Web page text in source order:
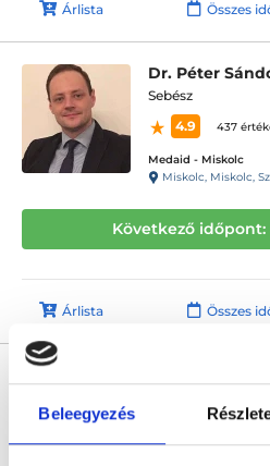
Beleegyezés
Árlista Összes
Dr. Péter
Sebész
4.9
437
Medaid - Miskolc
Miskolc, Miskolc,
Következő időpont:
Árlista Összes